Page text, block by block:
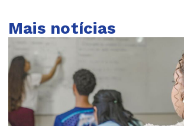
Mais notícias